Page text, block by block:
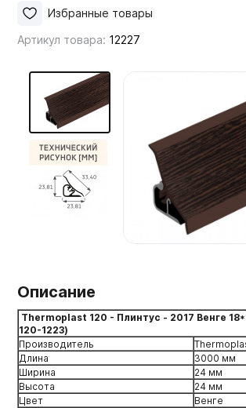
Мой ЭГГЕР
Мебельные образцы, каталоги
Артикул товара: 12227
Избранные товары
Описание
Thermoplast 120 - Плинтус - 2017 Венге
120-1223)
Производитель
Длина
3000 мм
Ширина
24 мм
Высота
24 мм
Цвет
Венге